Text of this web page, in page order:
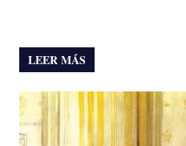
LEER MÁS